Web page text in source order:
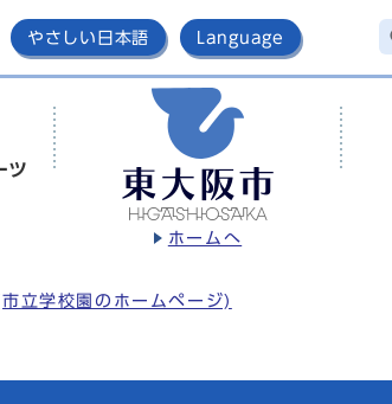
やさしい日本語 Language
ホームへ
ツ
立学校園のホームページ)